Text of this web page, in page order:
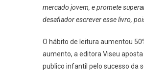
mercado jovem, e promete
desafiador escrever esse livro,
O hábito de leitura aumentou
aumento, a editora Viseu
publico infantil pelo sucesso da